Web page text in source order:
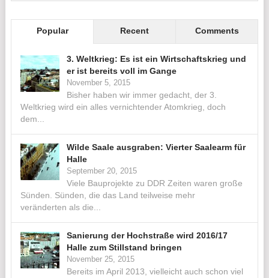
Popular Recent Comments
3. Weltkrieg: Es ist ein Wirtschaftskrieg und
er ist bereits voll im Gange
November 5, 2015
Bisher haben wir immer gedacht, der 3.
Weltkrieg wird ein alles vernichtender Atomkrieg, doch
dem...
Wilde Saale ausgraben: Vierter Saalearm für
Halle
September 20, 2015
Viele Bauprojekte zu DDR Zeiten waren große
Sünden. Sünden, die das Land teilweise mehr
veränderten als die...
Sanierung der Hochstraße wird 2016/17
Halle zum Stillstand bringen
November 25, 2015
Bereits im April 2013, vielleicht auch schon viel